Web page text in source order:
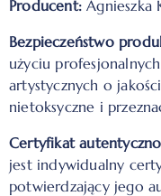
Producent: Agnieszka
Bezpieczeństwo
użyciu
artystycznych o
nietoksyczne i
Certyfikat
jest indywidualny
potwierdzający jego